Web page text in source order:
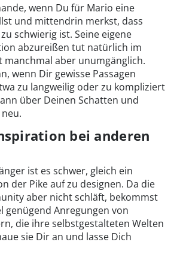
wenn Du für Mario eine
und mittendrin merkst, dass
schwierig ist. Seine eigene
abzureißen tut natürlich im
manchmal aber unumgänglich.
wenn Dir gewisse Passagen
zu langweilig oder zu kompliziert
über Deinen Schatten und
bei anderen
ist es schwer, gleich ein
der Pike auf zu designen. Da die
aber nicht schläft, bekommst
genügend Anregungen von
die ihre selbstgestalteten Welten
sie Dir an und lasse Dich